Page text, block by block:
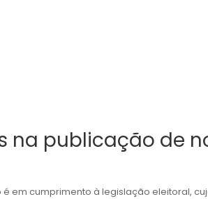
na publicação de
em cumprimento à legislação eleitoral,